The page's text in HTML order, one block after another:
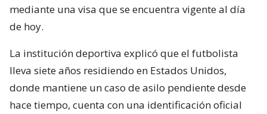
mediante una visa que se encuentra vigente al día
de hoy.
La institución deportiva explicó que el futbolista
lleva siete años residiendo en Estados Unidos,
donde mantiene un caso de asilo pendiente desde
hace tiempo, cuenta con una identificación oficial